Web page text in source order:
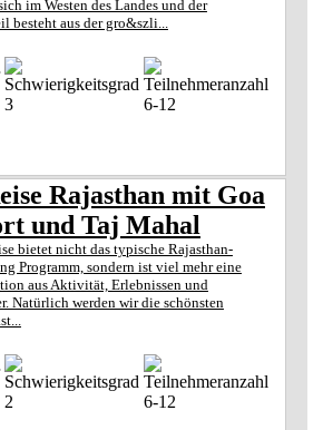
im Westen des Landes und der
besteht aus der gro&szli...
3 6-12
Rajasthan mit Goa
und Taj Mahal
bietet nicht das typische Rajasthan-
Programm, sondern ist viel mehr eine
aus Aktivität, Erlebnissen und
Natürlich werden wir die schönsten
2 6-12